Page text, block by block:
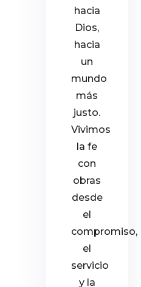
hacia
Dios,
hacia
un
mundo
más
justo.
Vivimos
la fe
con
obras
desde
el
compromiso,
el
servicio
y la